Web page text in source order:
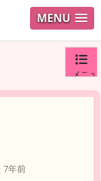
MENU
メニュ
7年前